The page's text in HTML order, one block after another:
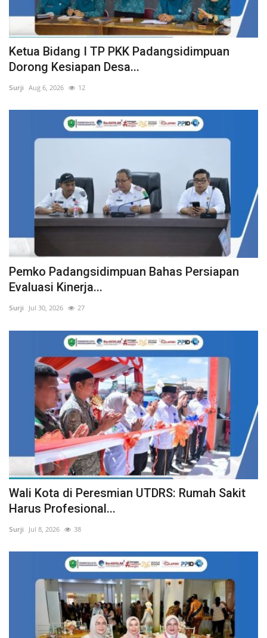
Ketua Bidang I TP PKK Padangsidimpuan
Dorong Kesiapan Desa...
Surji Aug 6, 2026 12
Pemko Padangsidimpuan Bahas Persiapan
Evaluasi Kinerja...
Surji Jul 30, 2026 27
Wali Kota di Peresmian UTDRS: Rumah Sakit
Harus Profesional...
Surji Jul 8, 2026 38